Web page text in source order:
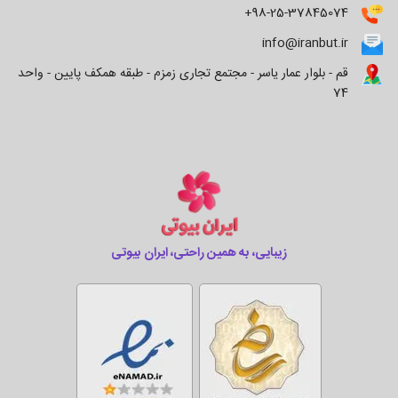
+98-25-37845074
info@iranbut.ir
قم - بلوار عمار یاسر - مجتمع تجاری زمزم - طبقه همکف پایین - واحد
74
زیبایی، به همین راحتی، ایران بیوتی